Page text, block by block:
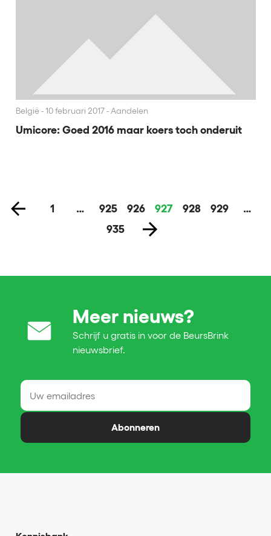
België 10 februari 2017 - Aandelen
Umicore: Goed 2016 maar koers toch onderuit
1 … 925 926 927 928 929
…
935
Meer nieuws?
Schrijf u gratis in voor de BeursBrink
nieuwsbrief.
Abonneren